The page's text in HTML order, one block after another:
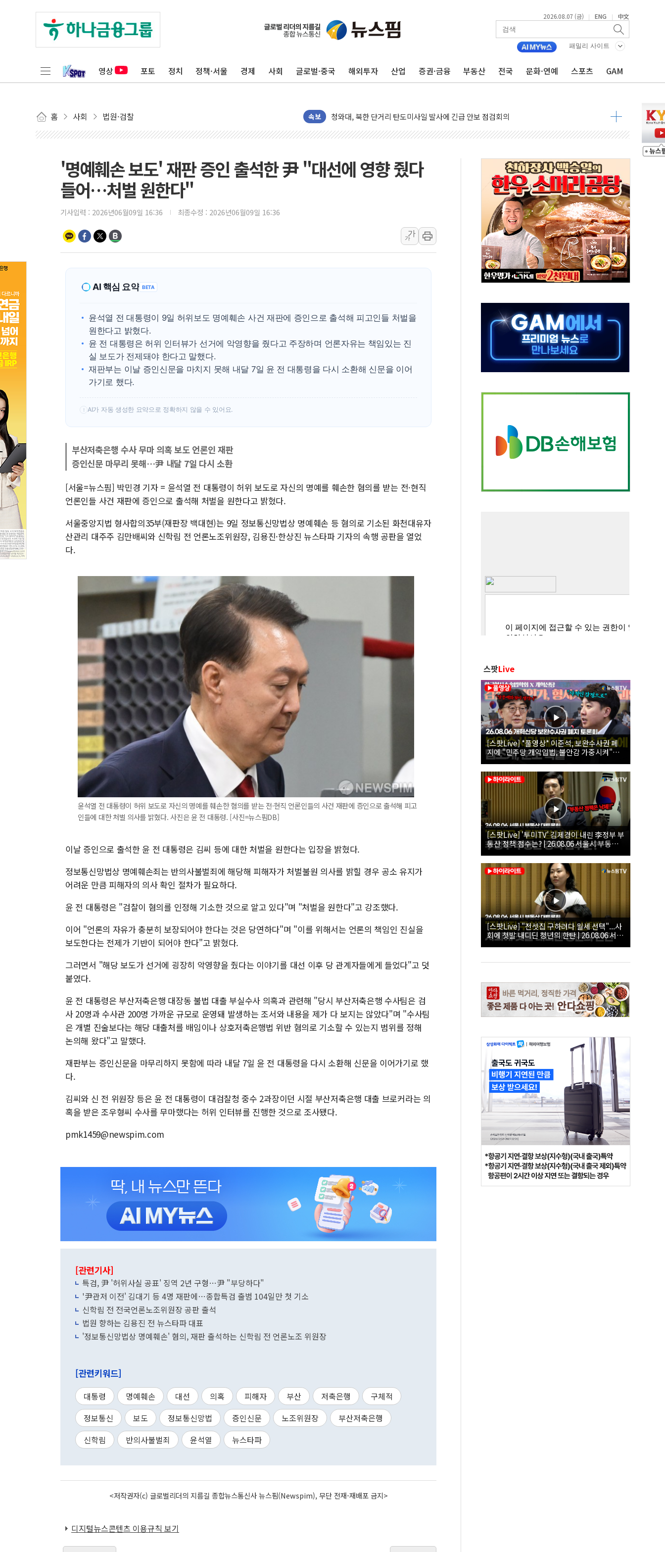
2026.08.07 (금) | ENG | 中文
패밀리 사이트
영상 포토 정치 정책·서울 경제 사회 글로벌·중국 해외투자 산업 증권·금융 부동산 전국 문화·연예 스포츠 GAM
홈 사회 법원·검찰 속보
리투아니아 국방 "러, 우크라 드론으로 나토 회원국 공격 검토… 거짓 깃발 작전"
구광모, 내주 실리콘밸리서 젠슨 황 재회…로봇·AI 데이터센터·모빌리티 구체화
김정관 장관 "영업이익 N% 성과급 반대…상법·자본시장법 개정 논의"
뉴욕증시 프리뷰, 미 주가선물 AI주 차익실현 속 혼조세...웨스턴디지털·샌디스크↓
금값 7주 만에 최고…美 고용 둔화·호르무즈 재개방 기대에 강세
[인도증시] 중동 긴장 완화에 실적 호조까지, 상승...호실적 보고 기업 상승세 뚜렷
[베트남 증시] 지수 하락 속 'DGC' 임시 주총 기대감에 홀로 상한가…마진 잔액은 사상 최고
'월가의 황제' 다이먼 "금융시장 레버리지 위험수위…숨은 차입이 더 큰 변수"
양주 섬유염색공장서 화재 1명 중상…대응 1단계 진압 중
김정관 산업부 장관 "주 52시간 손봐야, 경쟁상대 中과 비교해야"
해군 1함대 창설 80주년…지역과 함께하는 '선봉'의 대민 봉사
[3보] 북, 원산서 동해로 단거리 탄도미사일 1발 발사… 올해 10번째·42일 만 도발
우크라 드론 전술, 중남미 콜롬비아에 새 안보 위기… 반군·마약카르텔이 습득해 전투 활용
주한미군 "오산기지 누출, 백린 아닌 무해한 표면 부식 물질"
'명예훼손 보도' 재판 증인 출석한 尹 "대선에 영향 줬다
들어…처벌 원한다"
기사입력 : 2026년06월09일 16:36 최종수정 : 2026년06월09일 16:36
가
가
AI 핵심 요약 BETA
윤석열 전 대통령이 9일 허위보도 명예훼손 사건 재판에 증인으로 출석해 피고인들 처벌을
원한다고 밝혔다.
윤 전 대통령은 허위 인터뷰가 선거에 악영향을 줬다고 주장하며 언론자유는 책임있는 진
실 보도가 전제돼야 한다고 말했다.
재판부는 이날 증인신문을 마치지 못해 내달 7일 윤 전 대통령을 다시 소환해 신문을 이어
가기로 했다.
! AI가 자동 생성한 요약으로 정확하지 않을 수 있어요.
부산저축은행 수사 무마 의혹 보도 언론인 재판
증인신문 마무리 못해…尹 내달 7일 다시 소환
[서울=뉴스핌] 박민경 기자 = 윤석열 전 대통령이 허위 보도로 자신의 명예를 훼손한 혐의를 받는 전·현직
언론인들 사건 재판에 증인으로 출석해 처벌을 원한다고 밝혔다.
서울중앙지법 형사합의35부(재판장 백대현)는 9일 정보통신망법상 명예훼손 등 혐의로 기소된 화천대유자
산관리 대주주 김만배씨와 신학림 전 언론노조위원장, 김용진·한상진 뉴스타파 기자의 속행 공판을 열었
다.
윤석열 전 대통령이 허위 보도로 자신의 명예를 훼손한 혐의를 받는 전·현직 언론인들의 사건 재판에 증인으로 출석해 피고
인들에 대한 처벌 의사를 밝혔다. 사진은 윤 전 대통령. [사진=뉴스핌DB]
이날 증인으로 출석한 윤 전 대통령은 김씨 등에 대한 처벌을 원한다는 입장을 밝혔다.
정보통신망법상 명예훼손죄는 반의사불벌죄에 해당해 피해자가 처벌불원 의사를 밝힐 경우 공소 유지가
어려운 만큼 피해자의 의사 확인 절차가 필요하다.
윤 전 대통령은 "검찰이 혐의를 인정해 기소한 것으로 알고 있다"며 "처벌을 원한다"고 강조했다.
이어 "언론의 자유가 충분히 보장되어야 한다는 것은 당연하다"며 "이를 위해서는 언론의 책임인 진실을
보도한다는 전제가 기반이 되어야 한다"고 밝혔다.
그러면서 "해당 보도가 선거에 굉장히 악영향을 줬다는 이야기를 대선 이후 당 관계자들에게 들었다"고 덧
붙였다.
윤 전 대통령은 부산저축은행 대장동 불법 대출 부실수사 의혹과 관련해 "당시 부산저축은행 수사팀은 검
사 20명과 수사관 200명 가까운 규모로 운영돼 발생하는 조서와 내용을 제가 다 보지는 않았다"며 "수사팀
은 개별 진술보다는 해당 대출처를 배임이나 상호저축은행법 위반 혐의로 기소할 수 있는지 범위를 정해
논의해 왔다"고 말했다.
재판부는 증인신문을 마무리하지 못함에 따라 내달 7일 윤 전 대통령을 다시 소환해 신문을 이어가기로 했
다.
김씨와 신 전 위원장 등은 윤 전 대통령이 대검찰청 중수 2과장이던 시절 부산저축은행 대출 브로커라는 의
혹을 받은 조우형씨 수사를 무마했다는 허위 인터뷰를 진행한 것으로 조사됐다.
pmk1459@newspim.com
[관련기사]
특검, 尹 '허위사실 공표' 징역 2년 구형…尹 "부당하다"
'尹관저 이전' 김대기 등 4명 재판에…종합특검 출범 104일만 첫 기소
신학림 전 전국언론노조위원장 공판 출석
법원 향하는 김용진 전 뉴스타파 대표
'정보통신망법상 명예훼손' 혐의, 재판 출석하는 신학림 전 언론노조 위원장
[관련키워드]
대통령 명예훼손 대선 의혹 피해자 부산 저축은행
구체적
정보통신
보도 정보통신망법 증인신문 노조위원장
부산저축은행
신학림
반의사불벌죄 윤석열 뉴스타파
<저작권자(c) 글로벌리더의 지름길 종합뉴스통신사 뉴스핌(Newspim), 무단 전재-재배포 금지>
디지털뉴스콘텐츠 이용규칙 보기
스팟Live
[스팟Live] *풀영상* 이준석, 보완수사권 폐
지에 "민주당 개악입법, 불안감 가중시켜"｜
26.08.06 개혁신당 보완수사권 폐지 토론회
[스팟Live] '투미TV' 김제경이 내린 李정부 부
동산 정책 점수는? | 26.08.06 서울시 부동산
대토론회
[스팟Live] "전셋집 구하려다 월세 선택"...사
회에 첫발 내디딘 청년의 한탄 | 26.08.06 서울
시 부동산 대토론회